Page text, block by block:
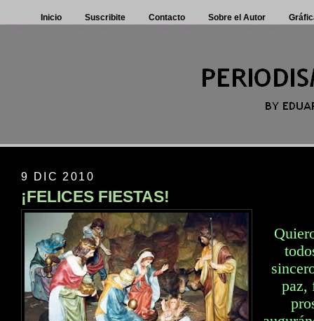
Inicio Suscribite Contacto Sobre el Autor
9 DIC 2010
¡FELICES FIESTAS!
paz,